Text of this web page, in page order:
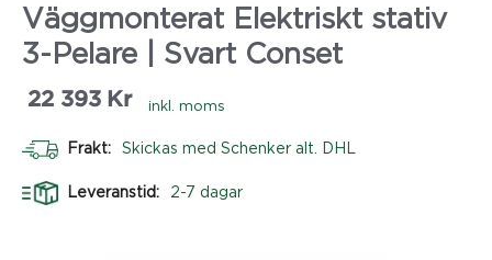
Väggmonterat Elektriskt stativ
3-Pelare | Svart Conset
22 393 Kr inkl. moms
Frakt: Skickas med Schenker alt. DHL
Leveranstid: 2-7 dagar